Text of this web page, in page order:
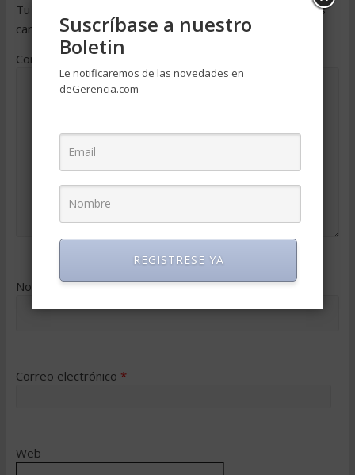
Tu dirección de correo electrónico no será publicada.
Los
campos obligatorios están marcados con*
Comentario *
Nombre*
Correo electrónico *
Web
Suscríbase a nuestro
Boletin
Le notificaremos de las novedades en
deGerencia.com
REGISTRESE YA